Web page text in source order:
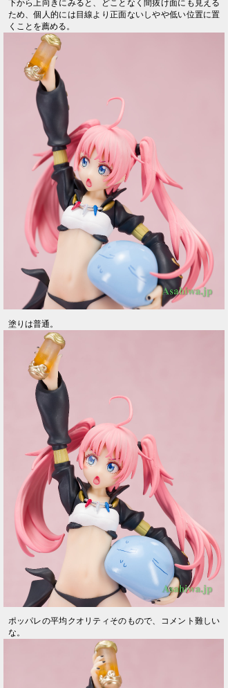
下から上向きにみると、どことなく間抜け面にも見える
ため、個人的には目線より正面ないしやや低い位置に置
くことを薦める。
塗りは普通。
ポッパレの平均クオリティそのもので、コメント難しい
な。